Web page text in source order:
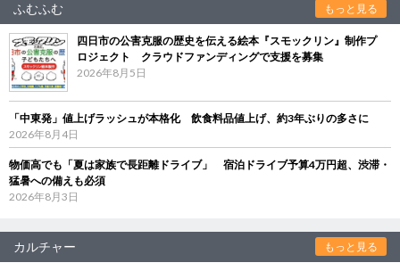
ふむふむ もっと見る
四日市の公害克服の歴史を伝える絵本『スモックリン』制作プ
ロジェクト クラウドファンディングで支援を募集
2026年8月5日
「中東発」値上げラッシュが本格化 飲食料品値上げ、約3年ぶりの多さに
2026年8月4日
物価高でも「夏は家族で長距離ドライブ」 宿泊ドライブ予算4万円超、渋滞・
猛暑への備えも必須
2026年8月3日
カルチャー もっと見る